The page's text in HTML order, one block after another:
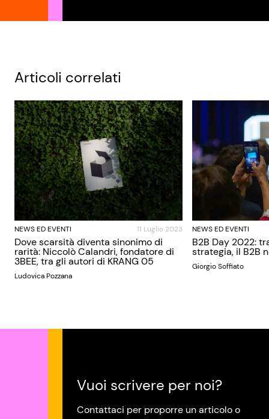
Articoli correlati
NEWS ED EVENTI 11 Luglio 2023
Dove scarsità diventa sinonimo di
rarità: Niccolò Calandri, fondatore di
3BEE, tra gli autori di KRANG 05
Ludovica Pozzana
NEWS ED EVENTI
B2B Day 2022:
strategia, il B2B
Giorgio Soffiato
Vuoi scrivere per noi?
Contattaci per proporre un articolo o